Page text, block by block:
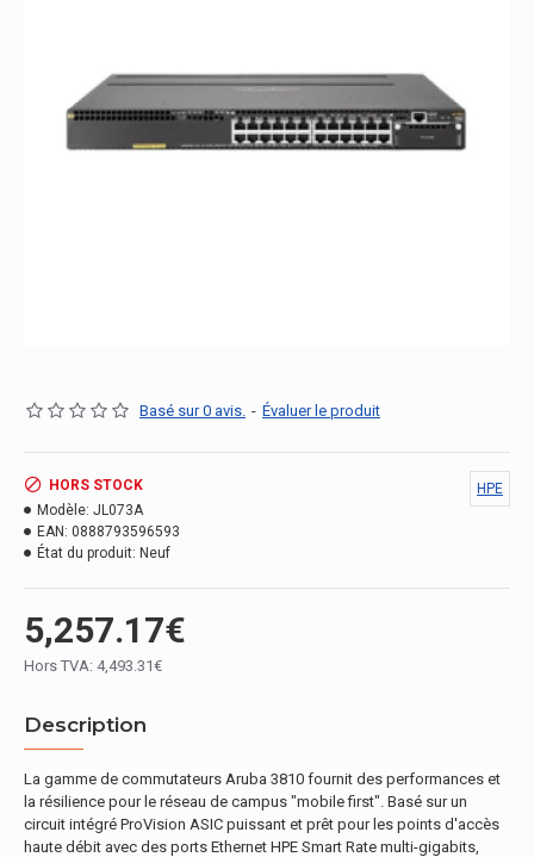
Basé sur 0 avis. - Évaluer le produit
5,257.17€
Hors TVA: 4,493.31€
HORS STOCK
Modèle: JL073A
EAN: 0888793596593
État du produit: Neuf
HPE
Description
La gamme de commutateurs Aruba 3810 fournit des performances et
la résilience pour le réseau de campus "mobile first". Basé sur un
circuit intégré ProVision ASIC puissant et prêt pour les points d'accès
haute débit avec des ports Ethernet HPE Smart Rate multi-gigabits,